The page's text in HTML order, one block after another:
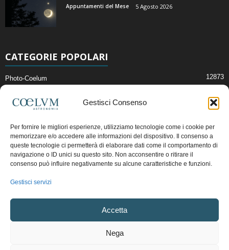
Gestisci Consenso
Per fornire le migliori esperienze, utilizziamo tecnologie come i cookie per
memorizzare e/o accedere alle informazioni del dispositivo. Il consenso a
queste tecnologie ci permetterà di elaborare dati come il comportamento di
navigazione o ID unici su questo sito. Non acconsentire o ritirare il
consenso può influire negativamente su alcune caratteristiche e funzioni.
Gestisci servizi
Accetta
Nega
Appuntamenti del Mese 5 Agosto 2026
CATEGORIE POPOLARI
Photo-Coelum 12873
News di Astronomia 2409
Cielo del Mese
Astronomia, Astrofisica e Cosmologia
Articoli e Risorse On-Line
Copyright © 1997 - 2024 vietata la riproduzione.